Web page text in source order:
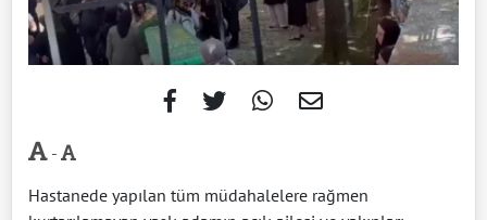
-
Hastanede yapılan tüm müdahalelere rağmen